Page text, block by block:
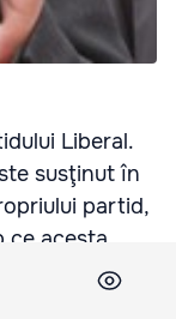
Liberal.
susţinut în
partid,
ce acesta
legii a